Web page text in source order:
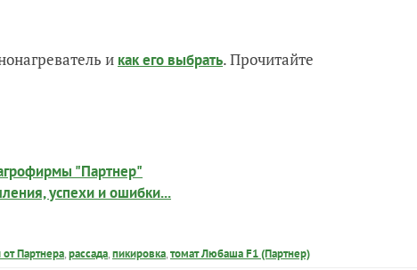
и как его выбрать. Прочитайте
"Партнер"
успехи и ошибки...
Партнера,рассада,пикировка,томат Любаша F1 (Партнер)